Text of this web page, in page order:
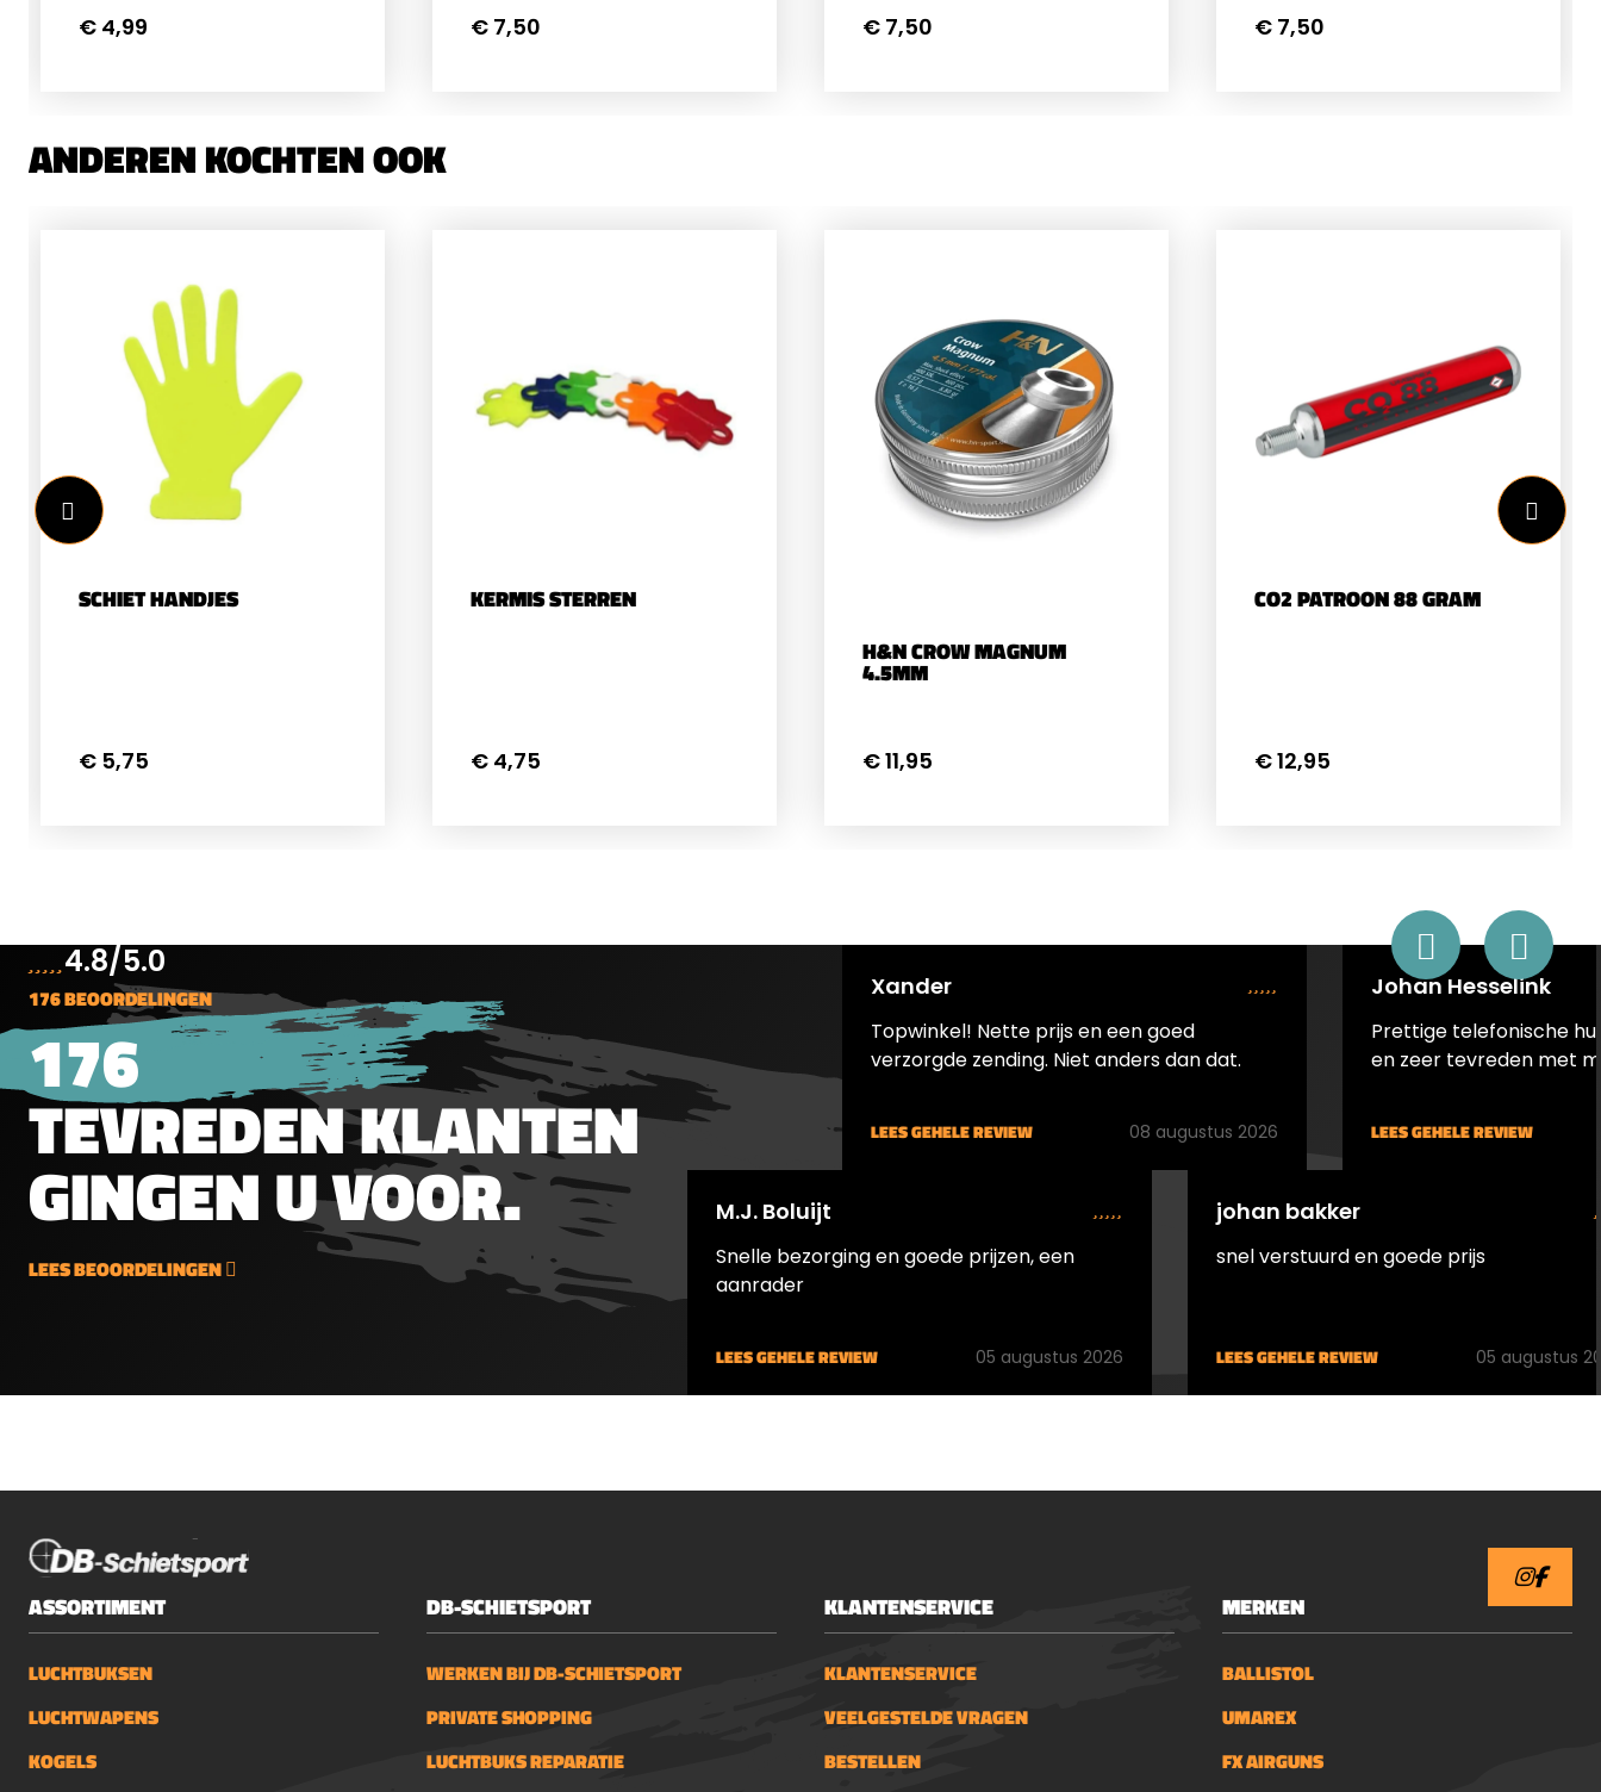
€ 4,99
en standaard
€ 7,50 € 7,50
richtkijker.&nbsp;20cm x
22cmPrijs is per 50 stuks
€ 7,50
ANDEREN KOCHTEN OOK
SCHIET HANDJES
€ 5,75
KERMIS STERREN
€ 4,75
H&N CROW MAGNUM
4.5MM
€ 11,95
CO2 PATROON 88 GRAM
€ 12,95
4.8/5.0
176 BEOORDELINGEN
176
TEVREDEN KLANTEN
GINGEN U VOOR.
LEES BEOORDELINGEN
Xander
Topwinkel! Nette prijs en een goed
verzorgde zending. Niet anders dan dat.
LEES GEHELE REVIEW 08 augustus 2026
M.J. Boluijt
Snelle bezorging en goede prijzen, een
aanrader
LEES GEHELE REVIEW 05 augustus 2026
Johan Hesselink
Prettige telefonische
en zeer tevreden met
LEES GEHELE REVIEW
johan bakker
snel verstuurd en goede prijs
LEES GEHELE REVIEW 05 augustus
ASSORTIMENT
LUCHTBUKSEN
LUCHTWAPENS
KOGELS
DB-SCHIETSPORT
WERKEN BIJ DB-SCHIETSPORT
PRIVATE SHOPPING
LUCHTBUKS REPARATIE
KLANTENSERVICE
KLANTENSERVICE
VEELGESTELDE VRAGEN
BESTELLEN
MERKEN
BALLISTOL
UMAREX
FX AIRGUNS